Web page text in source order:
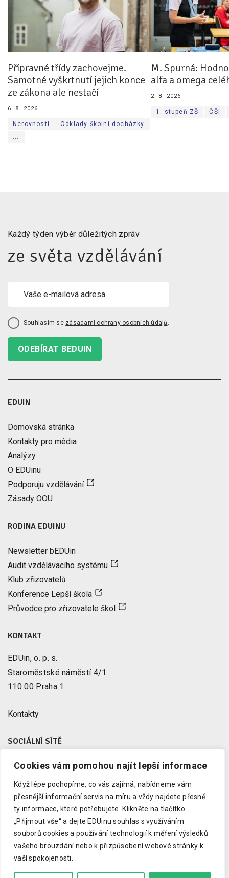
Cookies vám pomohou najít lepší informace
Když lépe pochopíme, co vás zajímá, nabídneme vám
přesnější informační servis na míru a vždy najdete přesně
ty informace, které potřebujete.
Klikněte na tlačítko
„Přijmout vše“ a dejte EDUinu souhlas s využíváním
souborů cookies a používání technologií k měření výsledků
vašeho brouzdání nebo k přizpůsobení webové stránky k
vaší spokojenosti.
Přípravné třídy zachovejme.
Samotné vyškrtnutí jejich konce
ze zákona ale nestačí
6. 8. 2026
Nerovnosti
Odklady školní docházky
...
M. Spurná:
alfa a omega
2. 8. 2026
1. stupeň ZŠ ČŠI
Každý týden výběr důležitých zpráv
ze světa vzdělávání
Souhlasím se zásadami ochrany osobních údajů .
ODEBÍRAT BEDUIN
EDUIN
Domovská stránka
Kontakty pro média
Analýzy
O EDUinu
Podporuju vzdělávání
Zásady OOU
RODINA EDUINU
Newsletter bEDUin
Audit vzdělávacího systému
Klub zřizovatelů
Konference Lepší škola
Průvodce pro zřizovatele škol
KONTAKT
EDUin, o. p. s.
Staroměstské náměstí 4/1
110 00 Praha 1
Kontakty
SOCIÁLNÍ SÍTĚ
Facebook
Instagram
Youtube
LinkedIn
Copyright © 2023 EDUin, o. p. s.